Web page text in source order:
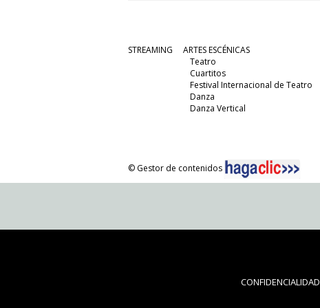
STREAMING
ARTES ESCÉNICAS
Teatro
Cuartitos
Festival Internacional de Teatro
Danza
Danza Vertical
© Gestor de contenidos
CONFIDENCIALIDAD